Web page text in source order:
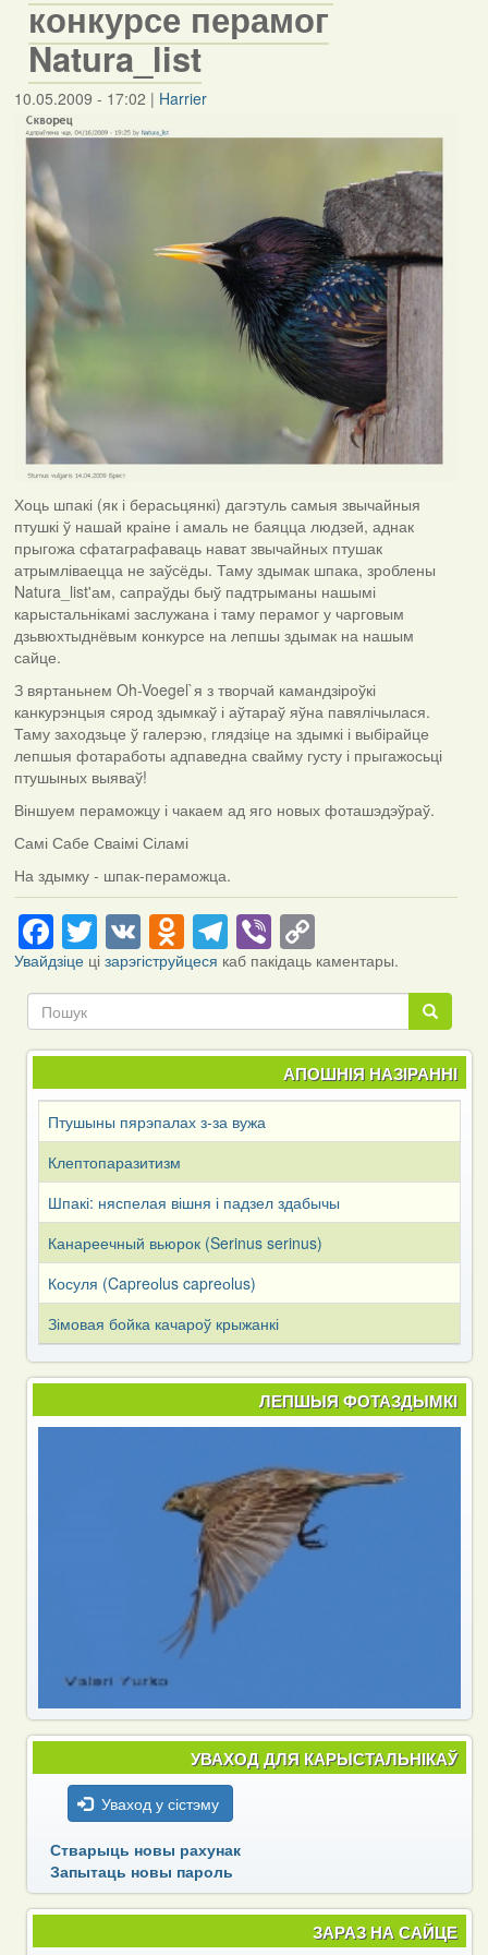
конкурсе перамог
Natura_list
10.05.2009 - 17:02 | Harrier
Хоць шпакі (як і берасьцянкі) дагэтуль самыя звычайныя
птушкі ў нашай краіне і амаль не баяцца людзей, аднак
прыгожа сфатаграфаваць нават звычайных птушак
атрымліваецца не заўсёды. Таму здымак шпака, зроблены
Natura_list'ам, сапраўды быў падтрыманы нашымі
карыстальнікамі заслужана і таму перамог у чарговым
дзьвюхтыднёвым конкурсе на лепшы здымак на нашым
сайце.
З вяртаньнем Oh-Voegel`я з творчай камандзіроўкі
канкурэнцыя сярод здымкаў і аўтараў яўна павялічылася.
Таму заходзьце ў галерэю, глядзіце на здымкі і выбірайце
лепшыя фотаработы адпаведна свайму густу і прыгажосьці
птушыных выяваў!
Віншуем пераможцу і чакаем ад яго новых фоташэдэўраў.
Самі Сабе Сваімі Сіламі
На здымку - шпак-пераможца.
Facebook
Twitter
VKOdnoklassniki
Telegram
ViberCopy
Link
Увайдзіцеці зарэгіструйцеся каб пакідаць каментары.
Пошук
Пошук
АПОШНІЯ НАЗІРАННІ
Птушыны пярэпалах з-за вужа
Клептопаразитизм
Шпакі: няспелая вішня і падзел здабычы
Канареечный вьюрок (Serinus serinus)
Косуля (Capreоlus capreоlus)
Зімовая бойка качароў крыжанкі
ЛЕПШЫЯ ФОТАЗДЫМКІ
УВАХОД ДЛЯ КАРЫСТАЛЬНІКАЎ
Уваход у сістэму
Стварыць новы рахунак
Запытаць новы пароль
ЗАРАЗ НА САЙЦЕ